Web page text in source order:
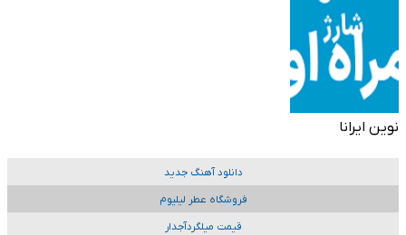
نوین ایرانا
دانلود آهنگ جدید
فروشگاه عطر لیلیوم
قیمت میلگردآجدار